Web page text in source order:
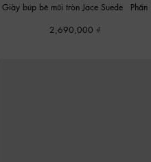
Giày búp bê mũi tròn Jace Suede
Phấn
2,690,000